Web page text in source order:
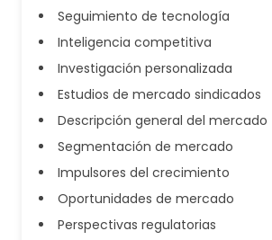
Seguimiento de tecnología
Inteligencia competitiva
Investigación personalizada
Estudios de mercado sindicados
Descripción general del mercado
Segmentación de mercado
Impulsores del crecimiento
Oportunidades de mercado
Perspectivas regulatorias